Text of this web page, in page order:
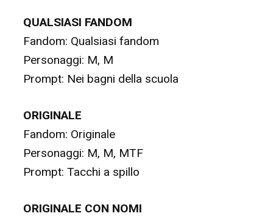
QUALSIASI FANDOM
Fandom: Qualsiasi fandom
Personaggi: M, M
Prompt: Nei bagni della scuola
ORIGINALE
Fandom: Originale
Personaggi: M, M, MTF
Prompt: Tacchi a spillo
ORIGINALE CON NOMI